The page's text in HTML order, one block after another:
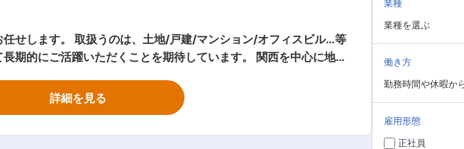
用地取得・買取など
せします。 取扱うのは、土地/戸建/マンション/オフィスビル…等
躍いただくことを期待しています。 関西を中心に地域
の評価項目のうち全ての項目において１位を獲得いたしました。
詳細を見る
業種
業種を選ぶ
働き方
勤務時間や休暇か
雇用形態
正社員